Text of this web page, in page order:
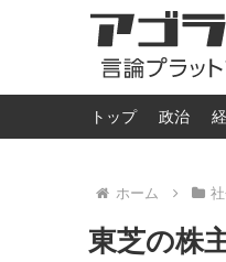
トップ 政治
ホーム
東芝の株